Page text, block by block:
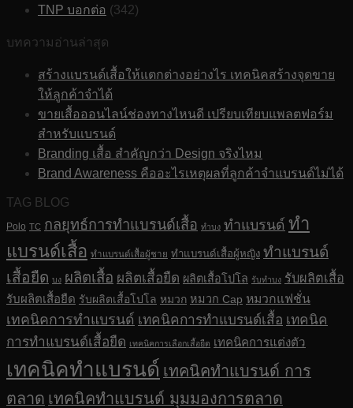
TNP บอกต่อ (342)
บทความอ่านล่าสุด
สร้างแบรนด์เสื้อให้แตกต่างอย่างไร เทคนิคสร้างจุดขาย
ให้ลูกค้าจำได้
ขายเสื้อออนไลน์ช่องทางไหนดี เปรียบเทียบแพลตฟอร์ม
สำหรับแบรนด์
Branding เสื้อ สำคัญกว่า Design จริงไหม
Brand Awareness คืออะไรเหตุผลที่ลูกค้าจำแบรนด์ไม่ได้
TAG BLOG
Polo TC กลยุทธ์การทำแบรนด์เสื้อ ทำบง ทำแบรนด์ ทำ
แบรนด์เสื้อ ทำแบรนด์เสื้อผู้ชาย ทำแบรนด์เสื้อผู้หญิง ทำแบรนด์
เสื้อยืด บง ผลิตเสื้อ ผลิตเสื้อยืด ผลิตเสื้อโปโล รับทำบง รับผลิตเสื้อ
รับผลิตเสื้อยืด รับผลิตเสื้อโปโล หมวก หมวก Cap หมวกแฟชั่น
เทคนิคการทำแบรนด์ เทคนิคการทำแบรนด์เสื้อ เทคนิค
การทำแบรนด์เสื้อยืด เทคนิคการเลือกเสื้อยืด เทคนิคการแต่งตัว
เทคนิคทำแบรนด์ เทคนิคทำแบรนด์ การ
ตลาด เทคนิคทำแบรนด์ มุมมองการตลาด